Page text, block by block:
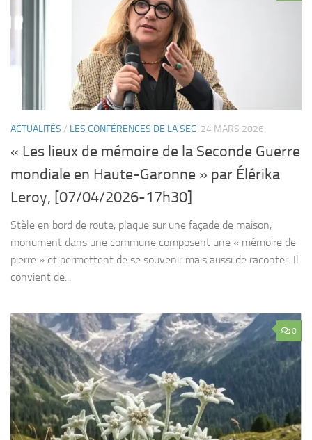
ACTUALITÉS / LES CONFÉRENCES DE LA SEC 24 MARS 2026
« Les lieux de mémoire de la Seconde Guerre
mondiale en Haute-Garonne » par Élérika
Leroy, [07/04/2026-17h30]
Stèle en bord de route, plaque sur une façade de maison,
monument dans une commune composent une « mémoire de
pierre » et permettent de se souvenir mais aussi de raconter. Il
convient de...
0